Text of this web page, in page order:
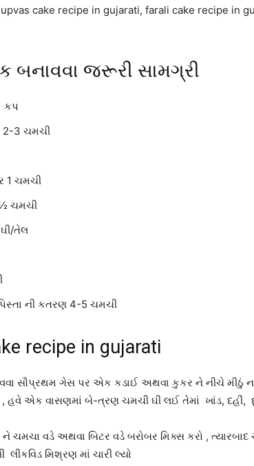
cake recipe in gujarati, farali cake recipe in
બનાવવા જરૂરી સામગ્રી
કપ
2-3 ચમચી
1 ચમચી
½ ચમચી
તેલ
ની કતરણ 4-5 ચમચી
recipe in gujarati
સૌપ્રથમ ગેસ પર એક કડાઈ અથવા કુકર ને નીચે મીઠું નાખી
, હવે એક વાસણમાં બે-ત્રણ ચમચી ઘી લઈ તેમાં ખાંડ, દહીં,
ચમચા વડે અથવા બિટર વડે બરોબર મિક્સ કરો , ત્યારબાદ
લીકવિડ મિશ્રણ માં ચારી લ્યો